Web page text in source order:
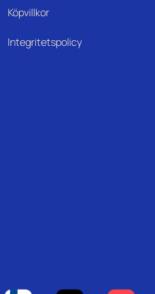
Köpvillkor
Integritetspolicy